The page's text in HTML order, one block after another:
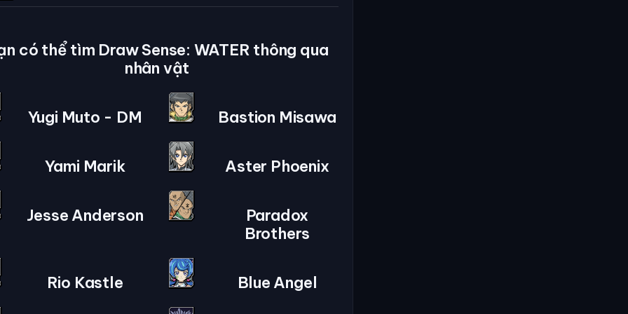
có thể tìm Draw Sense: WATER thông qua
nhân vật
Yugi Muto - DM Bastion Misawa
Yami Marik Aster Phoenix
Jesse Anderson
Paradox
Brothers
Rio Kastle Blue Angel